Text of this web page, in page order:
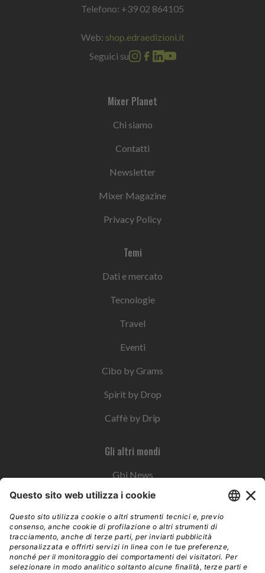
Telefono: +39 02 864105
Web: shop.edraedizioni.it
Seguici su
Mixer Planet
Chi siamo
Contatti
Newsletter
Mixer Magazine
Privacy Policy
Temi
Dati e mercato
Tecnologie
Travel
Eventi
Cibo by Grams
Spirit by Drop
Caffè by Drip
Gli altri mondi
Gbi News
Instoremag
Esplora il gruppo
Edra Edizioni